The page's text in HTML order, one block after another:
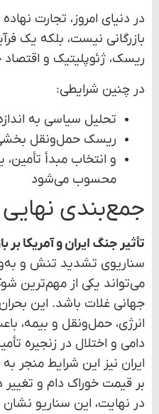
در دنیای امروز، تجارت
بازرگانی نیست، بلکه یک
ریسک، ژئوپلیتیک و
در چنین شرایطی:
تحلیل سیاسی به
ریسک حمل‌ونقل
و انتخاب مبدأ
محسوب می‌شود
جمع‌بندی نهایی
تأثیر جنگ ایران و آمریکا بر
سناریوی تشدید تنش و
می‌تواند یکی از مهم‌ترین
جهانی غلات باشد. این
انرژی، حمل‌ونقل و بیمه،
دامی و اختلال در زنجیره
ایران نیز این شرایط منجر
بر قیمت خوراک دام و
در نهایت، این سناریو